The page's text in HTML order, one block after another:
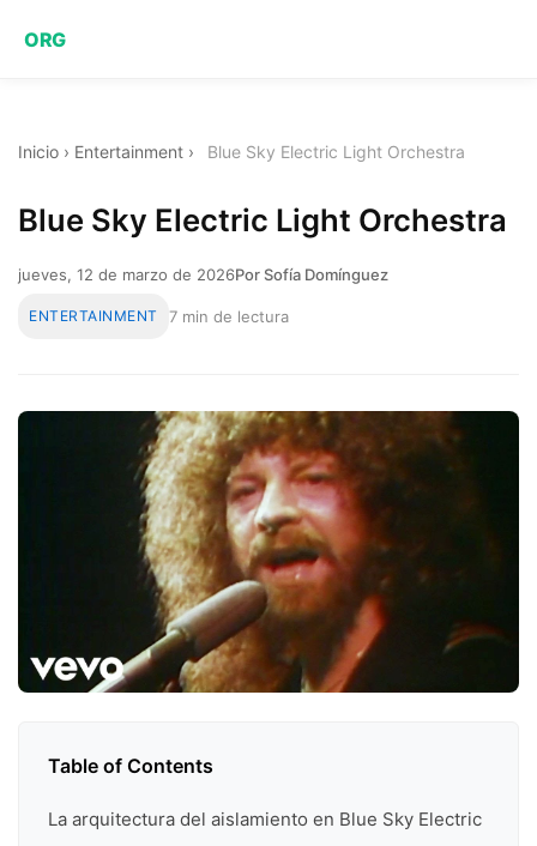
ORG
Inicio › Entertainment › Blue Sky Electric Light Orchestra
Blue Sky Electric Light Orchestra
jueves, 12 de marzo de 2026Por Sofía Domínguez
ENTERTAINMENT 7 min de lectura
Table of Contents
La arquitectura del aislamiento en Blue Sky Electric